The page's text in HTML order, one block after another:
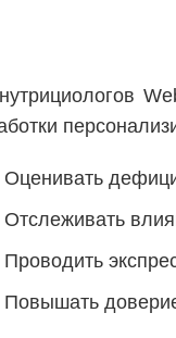
Оценивать
Отслеживать
Проводить
Повышать